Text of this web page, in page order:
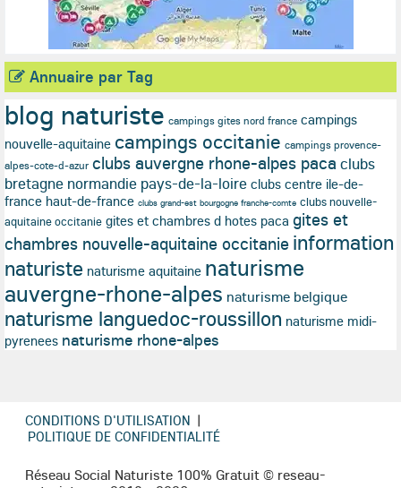
Annuaire par Tag
blog naturiste campings gites nord france campings
nouvelle-aquitaine campings occitanie campings provence-
alpes-cote-d-azur clubs auvergne rhone-alpes paca clubs
bretagne normandie pays-de-la-loire clubs centre ile-de-
france haut-de-france clubs grand-est bourgogne franche-comte clubs nouvelle-
aquitaine occitanie gites et chambres d hotes paca gites et
chambres nouvelle-aquitaine occitanie information
naturiste naturisme aquitaine naturisme
auvergne-rhone-alpes naturisme belgique
naturisme languedoc-roussillon naturisme midi-
pyrenees naturisme rhone-alpes
CONDITIONS D'UTILISATION |
POLITIQUE DE CONFIDENTIALITÉ
Réseau Social Naturiste 100% Gratuit © reseau-